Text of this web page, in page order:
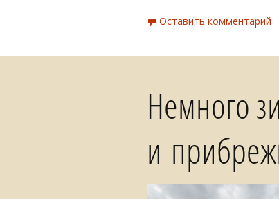
Оставить комментарий
Немного
и